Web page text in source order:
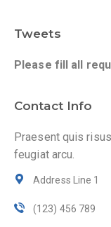
Tweets
Please fill all
Contact Info
Praesent quis
feugiat arcu.
Address Line 1
(123) 456 789